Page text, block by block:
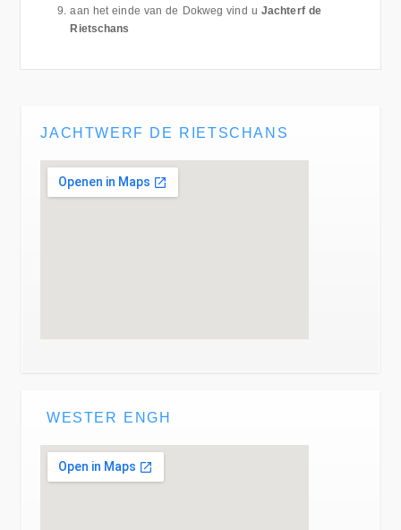
aan het einde van de Dokweg vind u Jachterf de
Rietschans
JACHTWERF DE RIETSCHANS
WESTER ENGH